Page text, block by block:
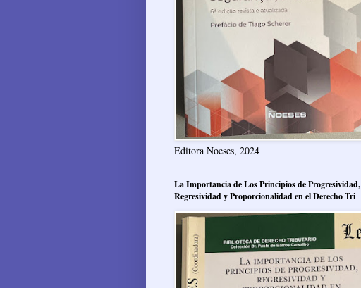
Editora Noeses, 2024
La Importancia de Los Principios de Progresividad,
Regresividad y Proporcionalidad en el Derecho Tri